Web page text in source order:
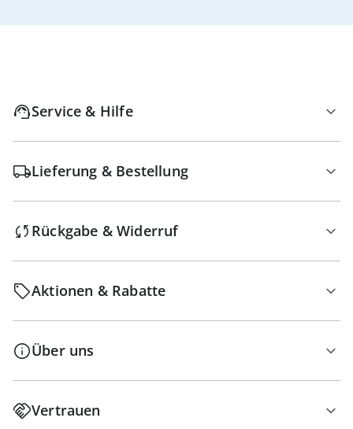
Service & Hilfe
Lieferung & Bestellung
Rückgabe & Widerruf
Aktionen & Rabatte
Über uns
Vertrauen